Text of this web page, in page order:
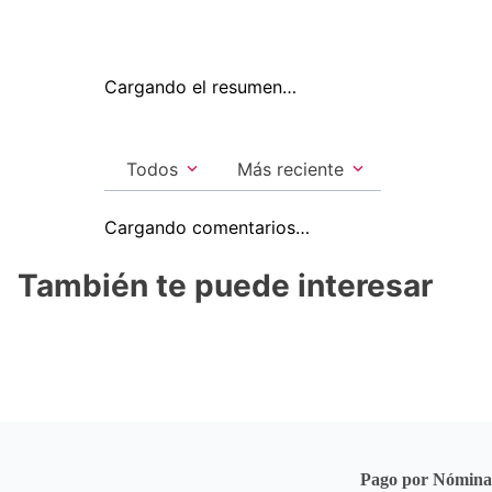
Cargando el resumen…
Más reciente
Todos
Cargando comentarios…
También te puede interesar
Pago por Nómina